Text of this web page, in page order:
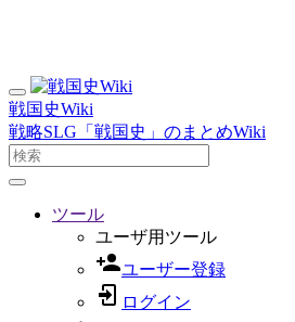
戦国史Wiki
戦略SLG「戦国史」のまとめWiki
ツール
ユーザ用ツール
ユーザー登録
ログイン